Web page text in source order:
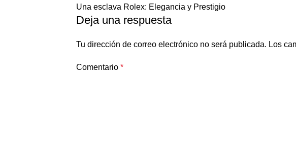
Una esclava Rolex: Elegancia y Prestigio
Deja una respuesta
Tu dirección de correo electrónico no será publicada. Los
Comentario *